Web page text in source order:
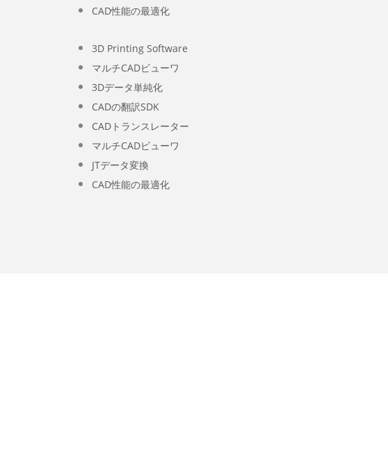
CAD性能の最適化
3D Printing Software
マルチCADビューワ
3Dデータ単純化
CADの翻訳SDK
CADトランスレーター
マルチCADビューワ
JTデータ変換
CAD性能の最適化